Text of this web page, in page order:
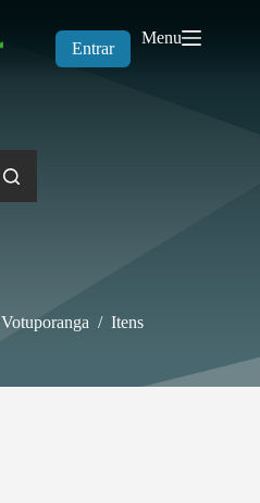
Entrar
Menu
Votuporanga / Itens